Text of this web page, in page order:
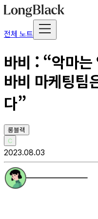
전체 노트
바비 : “악마는
바비 마케팅팀
다”
롱블랙
C
2023.08.03